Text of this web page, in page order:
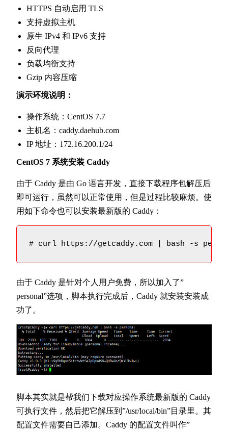
HTTPS 自动启用 TLS
支持虚拟主机
原生 IPv4 和 IPv6 支持
反向代理
负载均衡支持
Gzip 内容压缩
演示环境说明：
操作系统：CentOS 7.7
主机名：caddy.daehub.com
IP 地址：172.16.200.1/24
CentOS 7 系统安装 Caddy
由于 Caddy 是由 Go 语言开发，直接下载程序包解压后
即可运行，虽然可以正常使用，但是过程比较麻烦。使
用如下命令也可以安装最新版的 Caddy：
# curl https://getcaddy.com | bash -s
由于 Caddy 是针对个人用户免费，所以加入了”
personal”选项，脚本执行完成后，Caddy 就安装安装成
功了。
脚本其实就是帮我们下载对应操作系统最新版的 Caddy
可执行文件，然后把它解压到”/usr/local/bin”目录里。其
配置文件需要自己添加。Caddy 的配置文件叫作”